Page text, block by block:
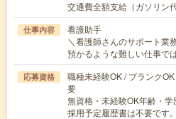
交通費全額支給（ガソリン
仕事内容
看護助手
＼看護師さんのサポート業
預かるような難しい仕事で
応募資格
職種未経験OK / ブランク
要
無資格・未経験OK年齢・
採用予定履歴書は不要です